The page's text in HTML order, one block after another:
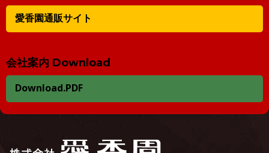
愛香園通販サイト
会社案内 Download
Download.PDF